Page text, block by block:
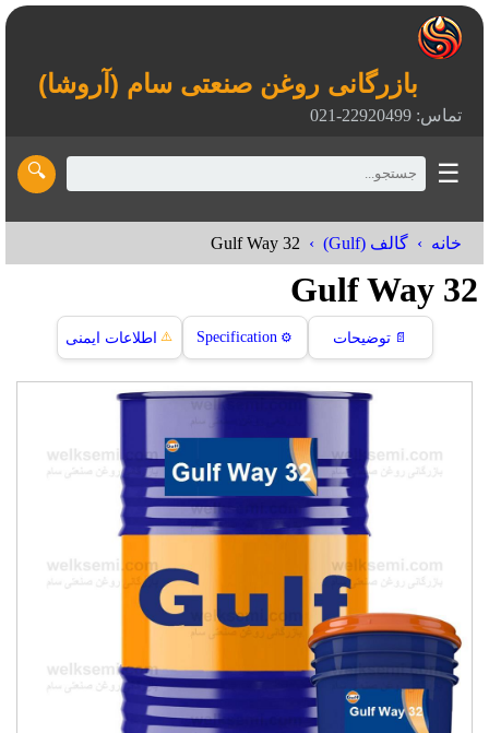
بازرگانی روغن صنعتی سام (آروشا)
تماس: 22920499-021
☰
🔍
خانه گالف (Gulf) Gulf Way 32
Gulf Way 32
📄 توضیحات ⚙️
Specification
⚠️ اطلاعات ایمنی